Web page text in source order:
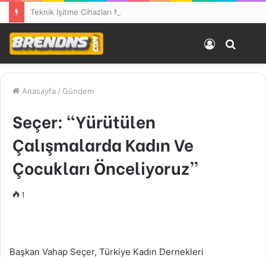
yap
Kayıt
Ol
Anasayfa / Gündem
Seçer: “Yürütülen
Çalışmalarda Kadın Ve
Çocukları Önceliyoruz”
1
Başkan Vahap Seçer, Türkiye Kadın Dernekleri